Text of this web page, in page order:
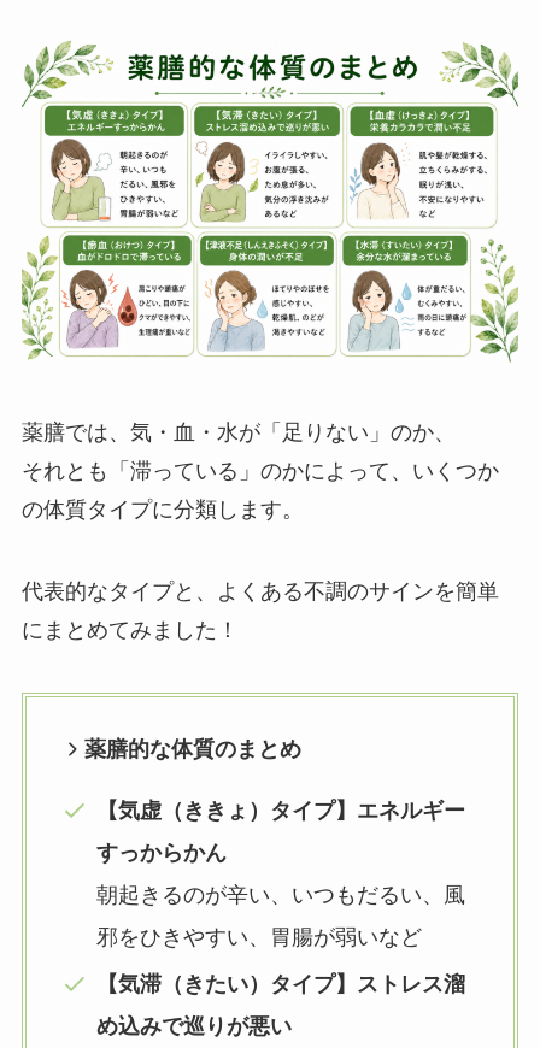
薬膳では、気・血・水が「足りない」のか、
それとも「滞っている」のかによって、いくつか
の体質タイプに分類します。
代表的なタイプと、よくある不調のサインを簡単
にまとめてみました！
薬膳的な体質のまとめ
【気虚（ききょ）タイプ】エネルギー
すっからかん
朝起きるのが辛い、いつもだるい、風
邪をひきやすい、胃腸が弱いなど
【気滞（きたい）タイプ】ストレス溜
め込みで巡りが悪い